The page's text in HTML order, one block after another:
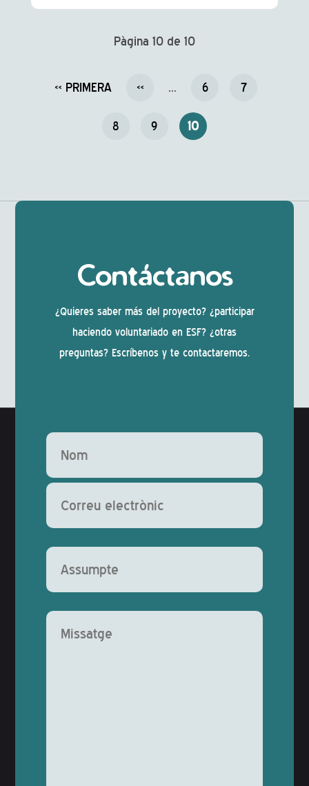
Pàgina 10 de 10
« PRIMERA « ... 6 7
8 9 10
Contáctanos
¿Quieres saber más del proyecto? ¿participar
haciendo voluntariado en ESF? ¿otras
preguntas? Escríbenos y te contactaremos.
Deixeu aquest camp buit.